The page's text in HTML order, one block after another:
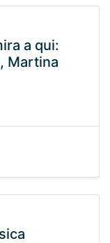
a qui:
Martina